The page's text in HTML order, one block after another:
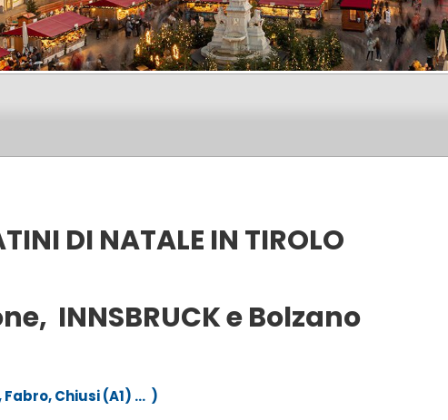
DI NATALE IN TIROLO
INNSBRUCK e Bolzano
Chiusi(A1) … )